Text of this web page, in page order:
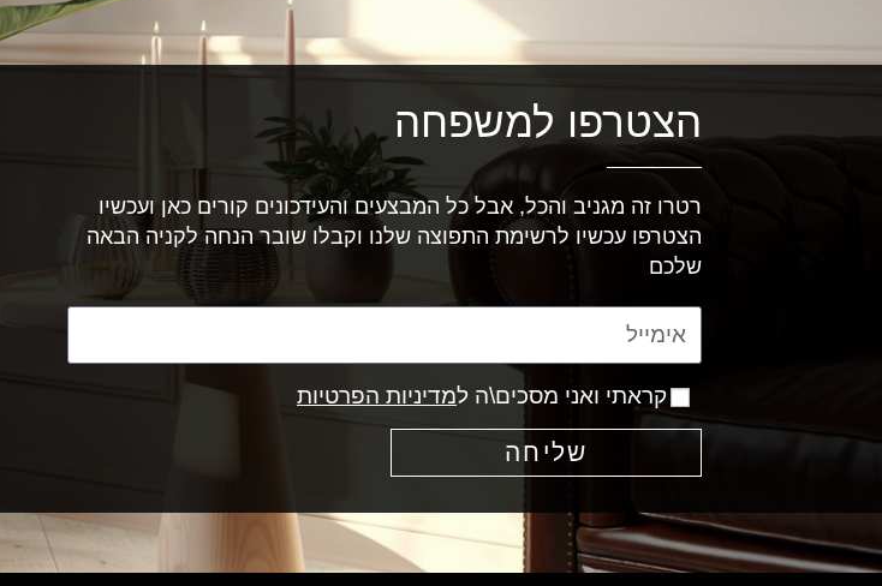
הצטרפו למשפחה
רטרו זה מגניב והכל, אבל כל המבצעים והעידכונים קורים כאן ועכשיו
הצטרפו עכשיו לרשימת התפוצה שלנו וקבלו שובר הנחה לקניה הבאה
שלכם
קראתי ואני מסכים\ה למדיניות הפרטיות
שליחה